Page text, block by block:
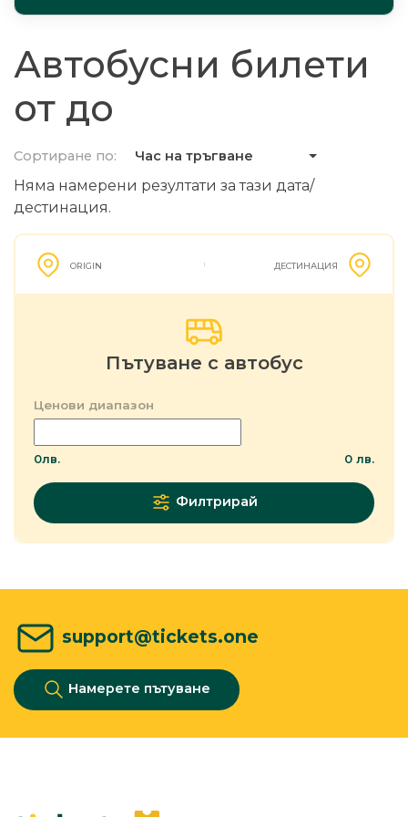
Автобусни билети
от до
Сортиране по: Час на тръгване
Няма намерени резултати за тази дата/
дестинация.
ORIGIN ДЕСТИНАЦИЯ
Пътуване с автобус
Ценови диапазон
0лв. 0 лв.
Филтрирай
support@tickets.one
Намерете пътуване